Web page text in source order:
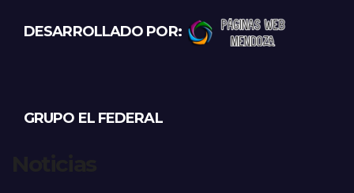
DESARROLLADO POR:
GRUPO EL FEDERAL